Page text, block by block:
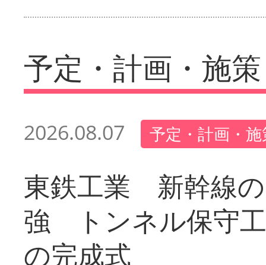
予定・計画・施策
2026.08.07 予定・計画・
東鉄工業 新幹線
強 トンネル保守
の完成式